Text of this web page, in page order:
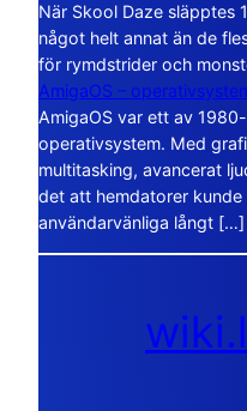
När Skool Daze släpptes
något helt annat än de
för rymdstrider och
AmigaOS –
AmigaOS var ett av
operativsystem. Med
multitasking, avancerat
det att hemdatorer
användarvänliga långt […]